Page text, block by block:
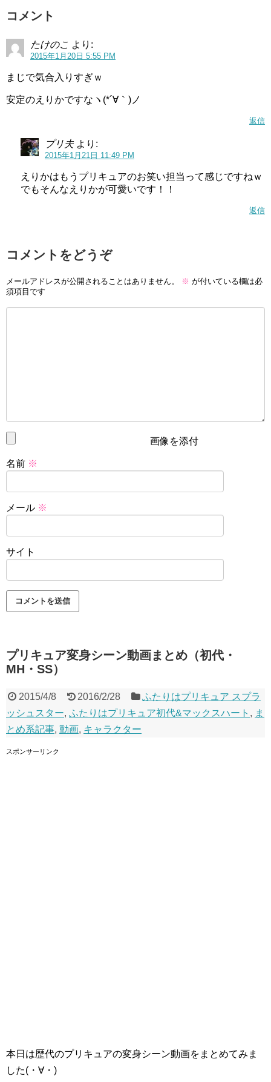
コメント
たけのこ より:
2015年1月20日 5:55 PM
まじで気合入りすぎｗ
安定のえりかですなヽ(*´∀｀)ノ
返信
プリ夫 より:
2015年1月21日 11:49 PM
えりかはもうプリキュアのお笑い担当って感じですねｗ
でもそんなえりかが可愛いです！！
返信
コメントをどうぞ
メールアドレスが公開されることはありません。 ※ が付いている欄は必
須項目です
画像を添付
名前 ※
メール ※
サイト
プリキュア変身シーン動画まとめ（初代・
MH・SS）
2015/4/8 2016/2/28
ふたりはプリキュア スプラ
ッシュスター, ふたりはプリキュア初代&マックスハート , ま
とめ系記事, 動画, キャラクター
スポンサーリンク
本日は歴代のプリキュアの変身シーン動画をまとめてみま
した(・∀・)